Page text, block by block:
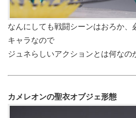
なんにしても戦闘シーンはおろか、
キャラなので
ジュネらしいアクションとは何なの
カメレオンの聖衣オブジェ形態